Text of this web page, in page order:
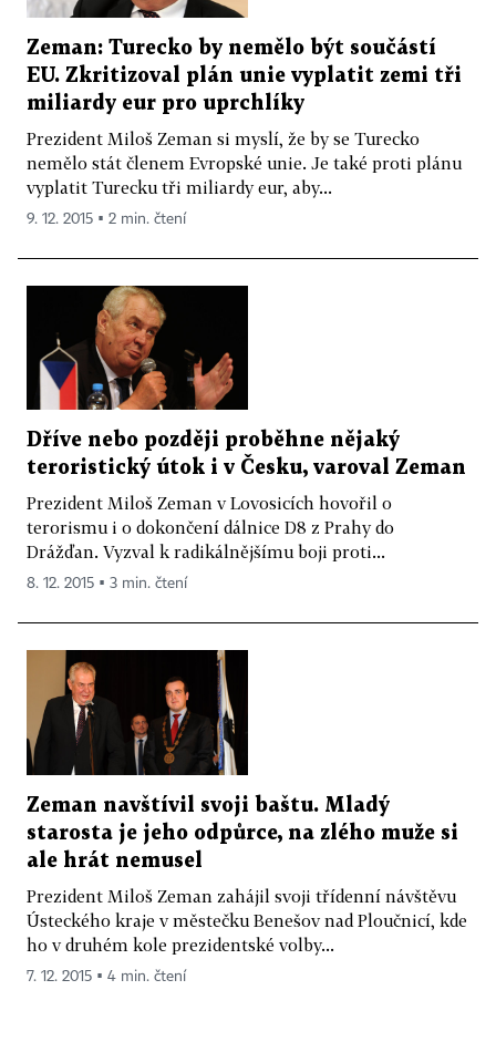
Zeman: Turecko by nemělo být součástí
EU. Zkritizoval plán unie vyplatit zemi tři
miliardy eur pro uprchlíky
Prezident Miloš Zeman si myslí, že by se Turecko
nemělo stát členem Evropské unie. Je také proti plánu
vyplatit Turecku tři miliardy eur, aby...
9. 12. 2015 ▪ 2 min. čtení
Dříve nebo později proběhne nějaký
teroristický útok i v Česku, varoval Zeman
Prezident Miloš Zeman v Lovosicích hovořil o
terorismu i o dokončení dálnice D8 z Prahy do
Drážďan. Vyzval k radikálnějšímu boji proti...
8. 12. 2015 ▪ 3 min. čtení
Zeman navštívil svoji baštu. Mladý
starosta je jeho odpůrce, na zlého muže si
ale hrát nemusel
Prezident Miloš Zeman zahájil svoji třídenní návštěvu
Ústeckého kraje v městečku Benešov nad Ploučnicí, kde
ho v druhém kole prezidentské volby...
7. 12. 2015 ▪ 4 min. čtení